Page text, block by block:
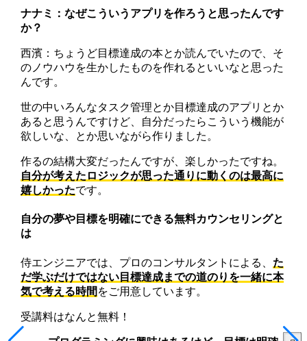
ナナミ：なぜこういうアプリを作ろうと思ったんです
か？
西濱：ちょうど目標達成の本とか読んでいたので、そ
のノウハウを生かしたものを作れるといいなと思った
んです。
世の中いろんなタスク管理とか目標達成のアプリとか
あると思うんですけど、自分だったらこういう機能が
欲しいな、とか思いながら作りました。
作るの結構大変だったんですが、楽しかったですね。
自分が考えたロジックが思った通りに動くのは最高に
嬉しかったです。
自分の夢や目標を明確にできる無料カウンセリングと
は
侍エンジニアでは、プロのコンサルタントによる、 た
だ学ぶだけではない目標達成までの道のりを一緒に本
気で考える時間 をご用意しています。
受講料はなんと無料！